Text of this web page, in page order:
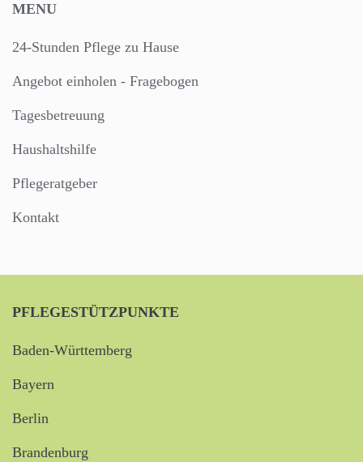
MENU
24-Stunden Pflege zu Hause
Angebot einholen - Fragebogen
Tagesbetreuung
Haushaltshilfe
Pflegeratgeber
Kontakt
PFLEGESTÜTZPUNKTE
Baden-Württemberg
Bayern
Berlin
Brandenburg